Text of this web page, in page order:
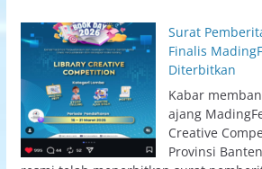
Surat
Finalis
Diterbitkan
Kabar
ajang
Creative
Provinsi